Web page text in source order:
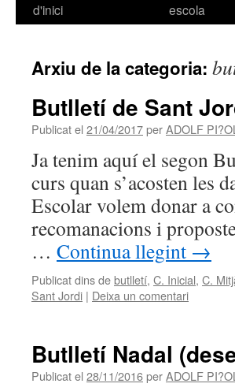
d'inici
escola
Arxiu de la categoria:
Butlletí de Sant
Publicat el 21/04/2017perADOLF
Ja tenim aquí el segon
curs quan s’acosten les
Escolar volem donar a
recomanacions i
… Continua llegint →
Publicat dins debutlletí, C. Inicial, C.
Sant Jordi | Deixa un comentari
Butlletí Nadal
Publicat el 28/11/2016perADOLF